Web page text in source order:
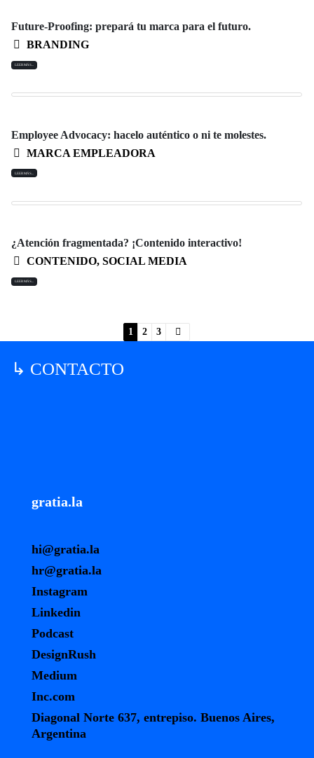
Future-Proofing: prepará tu marca para el futuro.
BRANDING
LEER MÁS...
Employee Advocacy: hacelo auténtico o ni te molestes.
MARCA EMPLEADORA
LEER MÁS...
¿Atención fragmentada? ¡Contenido interactivo!
CONTENIDO, SOCIAL MEDIA
LEER MÁS...
1 2 3
↳ CONTACTO
gratia.la
hi@gratia.la
hr@gratia.la
Instagram
Linkedin
Podcast
DesignRush
Medium
Inc.com
Diagonal Norte 637, entrepiso. Buenos Aires,
Argentina